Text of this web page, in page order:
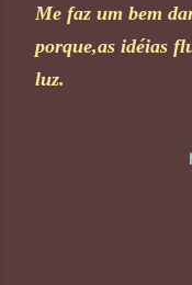
Me faz um bem
porque,as idéias
luz.